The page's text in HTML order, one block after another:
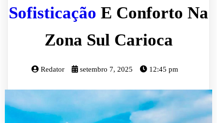
Sofisticação E Conforto Na
Zona Sul Carioca
Redator setembro 7, 2025 12:45 pm